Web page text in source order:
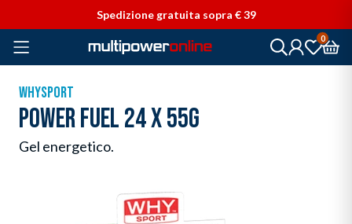
Spedizione gratuita sopra € 39
0
WHYSPORT
POWER FUEL 24 X 55G
Gel energetico.